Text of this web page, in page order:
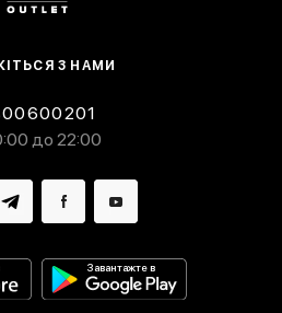
З НАМИ
до 22:00
Завантажте в